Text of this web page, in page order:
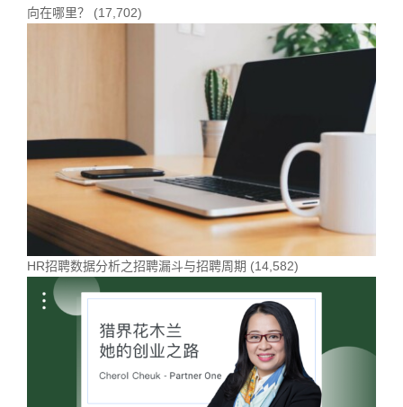
向在哪里？
(17,702)
HR招聘数据分析之招聘漏斗与招聘周期 (14,582)